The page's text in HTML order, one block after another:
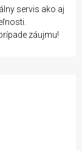
servis ako aj
záujmu!